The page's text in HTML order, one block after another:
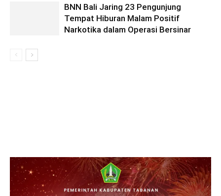
BNN Bali Jaring 23 Pengunjung
Tempat Hiburan Malam Positif
Narkotika dalam Operasi Bersinar